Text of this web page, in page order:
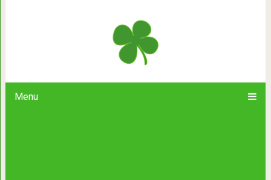
Menu
«Пусть на висках гуляет вьюга,